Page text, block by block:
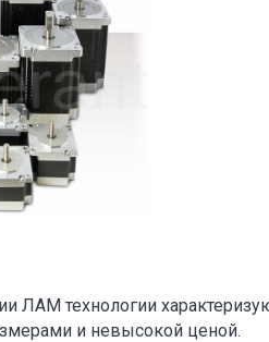
ЛАМ технологии
и невысокой ценой.